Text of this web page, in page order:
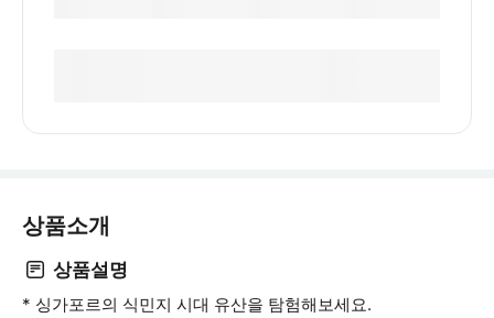
상품소개
상품설명
* 싱가포르의 식민지 시대 유산을 탐험해보세요.